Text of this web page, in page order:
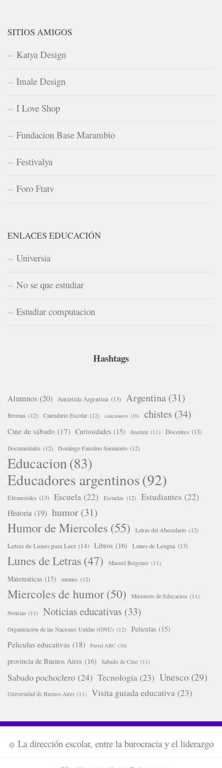
SITIOS AMIGOS
Katya Design
Imale Design
I Love Shop
Fundacion Base Marambio
Festivalya
Foro Ftatv
ENLACES EDUCACIÓN
Universia
No se que estudiar
Estudiar computacion
Hashtags
Alumnos (20) Antártida Argentina (13) Argentina (31)
Bromas (12) Calendario Escolar (12) cancionero (10) chistes (34)
Cine de sábado (17) Curiosidades (15) docente (11) Docentes (13)
Documentales (12) Domingo Faustino Sarmiento (12)
Educacion(83)
Educadores argentinos(92)
Efemerides (13) Escuela (22) Escuelas (12) Estudiantes (22)
Historia (19) humor (31)
Humor de Miercoles (55) Letras del Abecedario (12)
Letras de Lunes para Leer (14) Libros (16) Lunes de Lengua (13)
Lunes de Letras (47) Manuel Belgrano (11)
Matematicas (15) memes (12)
Miercoles de humor(50) Ministerio de Educacion (11)
Noticias (11) Noticias educativas (33)
Organización de las Naciones Unidas (ONU) (12) Peliculas (15)
Peliculas educativas (18) Portal ABC (10)
provincia de Buenos Aires (16) Sabado de Cine (11)
Sabado pochoclero (24) Tecnologia (23) Unesco (29)
Universidad de Buenos Aires (11) Visita guiada educativa (23)
La dirección escolar, entre la burocracia y el liderazgo